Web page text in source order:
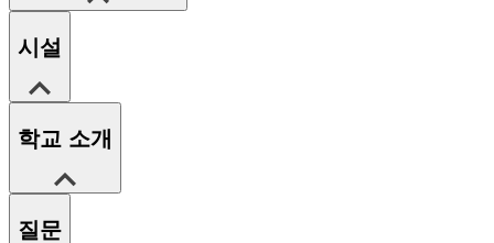
시설
학교 소개
질문